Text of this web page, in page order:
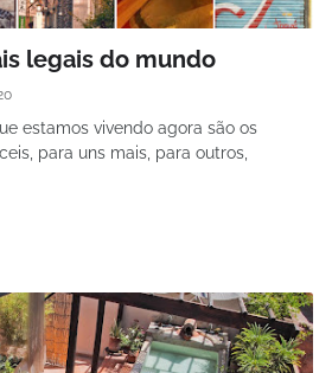
legais do mundo
estamos vivendo agora são os
para uns mais, para outros,